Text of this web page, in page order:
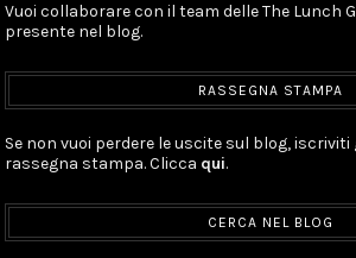
Vuoi collaborare con il team delle The Lunch
presente nel blog.
RASSEGNA STAMPA
Se non vuoi perdere le uscite sul blog, iscriviti
rassegna stampa. Clicca qui.
CERCA NEL BLOG